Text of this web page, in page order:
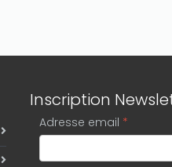
Inscription
Adresse email *